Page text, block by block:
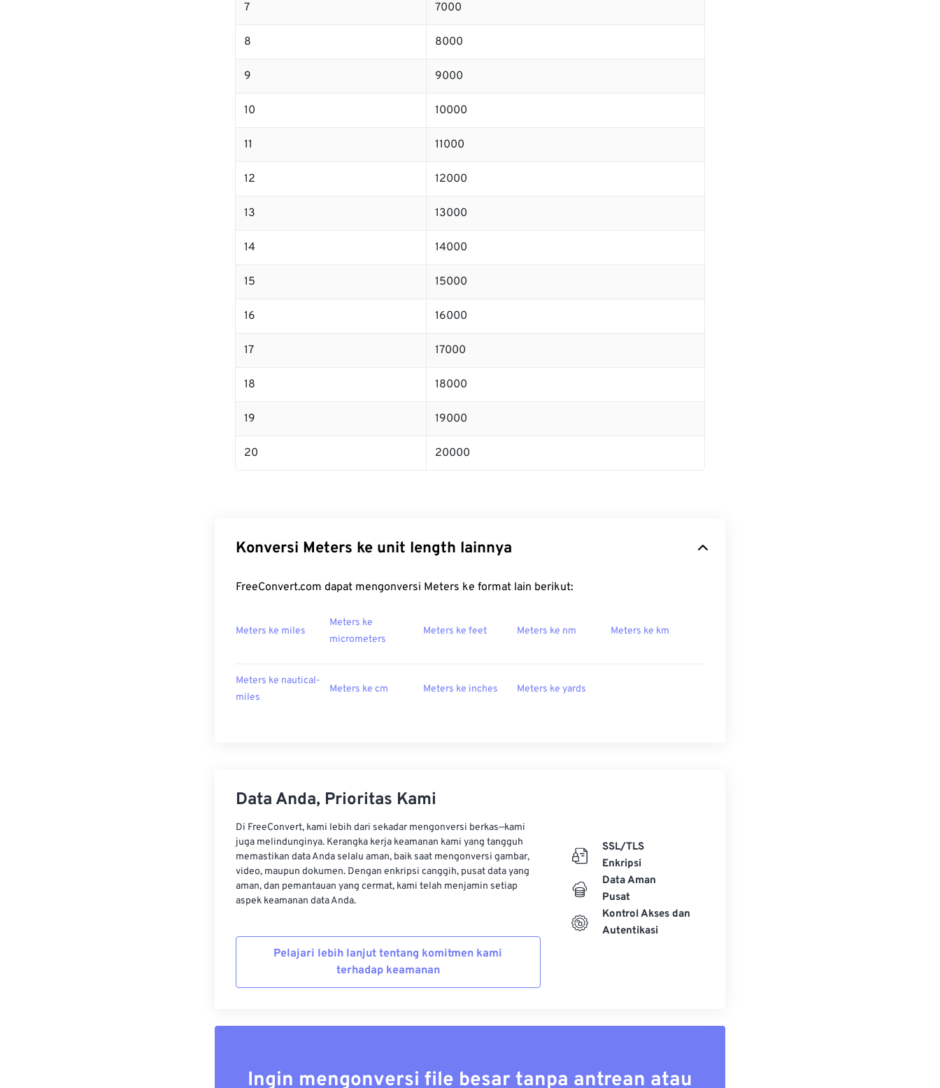
7 7000
8 8000
9 9000
10 10000
11 11000
12 12000
13 13000
14 14000
15 15000
16 16000
17 17000
18 18000
19 19000
20 20000
Konversi Meters ke unit length lainnya
FreeConvert.com dapat mengonversi Meters ke format lain berikut:
Meters ke miles
Meters ke
micrometers
Meters ke feet Meters ke nm Meters ke km
Meters ke nautical-
miles
Meters ke cm Meters ke inches Meters ke yards
Data Anda, Prioritas Kami
Di FreeConvert, kami lebih dari sekadar mengonversi berkas—kami
juga melindunginya. Kerangka kerja keamanan kami yang tangguh
memastikan data Anda selalu aman, baik saat mengonversi gambar,
video, maupun dokumen. Dengan enkripsi canggih, pusat data yang
aman, dan pemantauan yang cermat, kami telah menjamin setiap
aspek keamanan data Anda.
Pelajari lebih lanjut tentang komitmen kami
terhadap keamanan
SSL/TLS
Enkripsi
Data Aman
Pusat
Kontrol Akses dan
Autentikasi
Ingin mengonversi file besar tanpa antrean atau